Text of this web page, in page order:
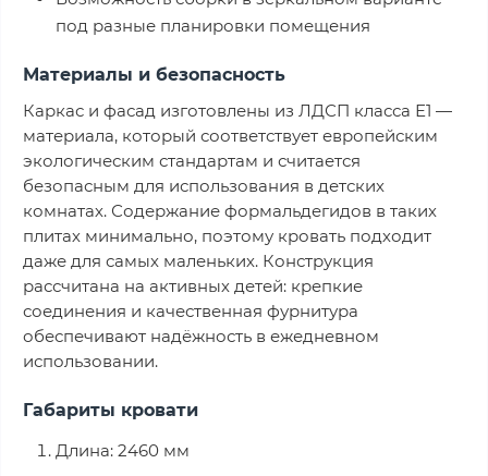
под разные планировки помещения
Материалы и безопасность
Каркас и фасад изготовлены из ЛДСП класса Е1 —
материала, который соответствует европейским
экологическим стандартам и считается
безопасным для использования в детских
комнатах. Содержание формальдегидов в таких
плитах минимально, поэтому кровать подходит
даже для самых маленьких. Конструкция
рассчитана на активных детей: крепкие
соединения и качественная фурнитура
обеспечивают надёжность в ежедневном
использовании.
Габариты кровати
Длина: 2460 мм